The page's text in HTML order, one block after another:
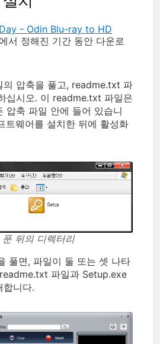
- Odin Blu-ray to HD
에서 정해진 기간 동안 다운로
의 압축을 풀고, readme.txt 파
십시오. 이 readme.txt 파일은
압축 파일 안에 들어 있습니
트웨어를 설치한 뒤에 활성화
푼 뒤의 디렉터리
풀면, 파일이 둘 또는 셋 나타
파일과 Setup.exe
합니다.